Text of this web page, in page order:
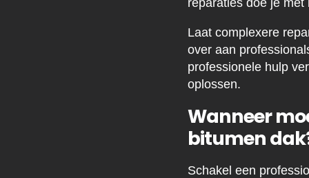
reparaties doe je
Laat complexere
over aan
professionele hulp
oplossen.
Wanneer
bitumen
Schakel een